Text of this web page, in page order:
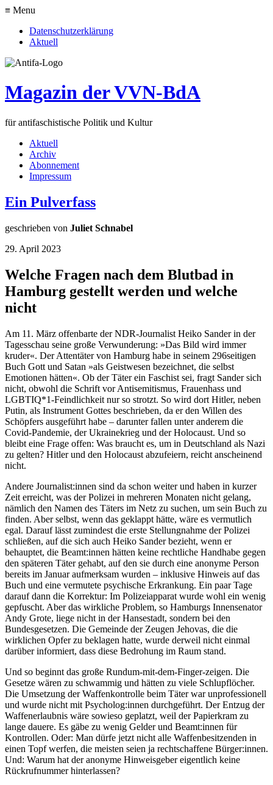
≡ Menu
Datenschutzerklärung
Aktuell
Magazin der VVN-BdA
für antifaschistische Politik und Kultur
Aktuell
Archiv
Abonnement
Impressum
Ein Pulverfass
geschrieben von Juliet Schnabel
29. April 2023
Welche Fragen nach dem Blutbad in
Hamburg gestellt werden und welche
nicht
Am 11. März offenbarte der NDR-Journalist Heiko Sander in der
Tagesschau seine große Verwunderung: »Das Bild wird immer
kruder«. Der Attentäter von Hamburg habe in seinem 296seitigen
Buch Gott und Satan »als Geistwesen bezeichnet, die selbst
Emotionen hätten«. Ob der Täter ein Faschist sei, fragt Sander sich
nicht, obwohl die Schrift vor Antisemitismus, Frauenhass und
LGBTIQ*1-Feindlichkeit nur so strotzt. So wird dort Hitler, neben
Putin, als Instrument Gottes beschrieben, da er den Willen des
Schöpfers ausgeführt habe – darunter fallen unter anderem die
Covid-Pandemie, der Ukrainekrieg und der Holocaust. Und so
bleibt eine Frage offen: Was braucht es, um in Deutschland als Nazi
zu gelten? Hitler und den Holocaust abzufeiern, reicht anscheinend
nicht.
Andere Journalist:innen sind da schon weiter und haben in kurzer
Zeit erreicht, was der Polizei in mehreren Monaten nicht gelang,
nämlich den Namen des Täters im Netz zu suchen, um sein Buch zu
finden. Aber selbst, wenn das geklappt hätte, wäre es vermutlich
egal. Darauf lässt zumindest die erste Stellungnahme der Polizei
schließen, auf die sich auch Heiko Sander bezieht, wenn er
behauptet, die Beamt:innen hätten keine rechtliche Handhabe gegen
den späteren Täter gehabt, auf den sie durch eine anonyme Person
bereits im Januar aufmerksam wurden – inklusive Hinweis auf das
Buch und eine vermutete psychische Erkrankung. Ein paar Tage
darauf dann die Korrektur: Im Polizeiapparat wurde wohl ein wenig
gepfuscht. Aber das wirkliche Problem, so Hamburgs Innensenator
Andy Grote, liege nicht in der Hansestadt, sondern bei den
Bundesgesetzen. Die Gemeinde der Zeugen Jehovas, die die
wirklichen Opfer zu beklagen hatte, wurde derweil nicht einmal
darüber informiert, dass diese Bedrohung im Raum stand.
Und so beginnt das große Rundum-mit-dem-Finger-zeigen. Die
Gesetze wären zu schwammig und hätten zu viele Schlupflöcher.
Die Umsetzung der Waffenkontrolle beim Täter war unprofessionell
und wurde nicht mit Psycholog:innen durchgeführt. Der Entzug der
Waffenerlaubnis wäre sowieso geplatzt, weil der Papierkram zu
lange dauere. Es gäbe zu wenig Gelder und Beamt:innen für
Kontrollen. Oder: Man dürfe jetzt nicht alle Waffenbesitzenden in
einen Topf werfen, die meisten seien ja rechtschaffene Bürger:innen.
Und: Warum hat der anonyme Hinweisgeber eigentlich keine
Rückrufnummer hinterlassen?